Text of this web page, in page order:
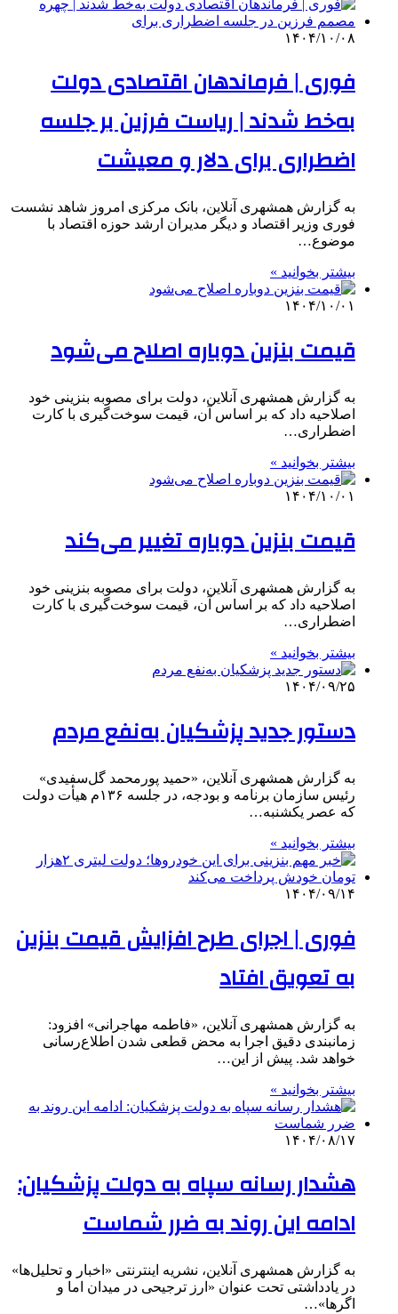
۱۴۰۴/۱۰/۰۸
فوری | فرماندهان اقتصادی دولت
به‌خط شدند | ریاست فرزین بر جلسه
اضطراری برای دلار و معیشت
به گزارش همشهری آنلاین، بانک مرکزی امروز شاهد نشست
فوری وزیر اقتصاد و دیگر مدیران ارشد حوزه اقتصاد با
موضوع…
بیشتر بخوانید »
۱۴۰۴/۱۰/۰۱
قیمت بنزین دوباره اصلاح می‌شود
به گزارش همشهری آنلاین، دولت برای مصوبه بنزینی خود
اصلاحیه داد که بر اساس آن، قیمت سوخت‌گیری با کارت
اضطراری…
بیشتر بخوانید »
۱۴۰۴/۱۰/۰۱
قیمت بنزین دوباره تغییر می‌کند
به گزارش همشهری آنلاین، دولت برای مصوبه بنزینی خود
اصلاحیه داد که بر اساس آن، قیمت سوخت‌گیری با کارت
اضطراری…
بیشتر بخوانید »
۱۴۰۴/۰۹/۲۵
دستور جدید پزشکیان به‌نفع مردم
به گزارش همشهری آنلاین، «حمید پورمحمد گل‌سفیدی»
رئیس سازمان برنامه و بودجه، در جلسه ۱۳۶م هیأت دولت
که عصر یکشنبه…
بیشتر بخوانید »
۱۴۰۴/۰۹/۱۴
فوری | اجرای طرح افزایش قیمت بنزین
به تعویق افتاد
به گزارش همشهری آنلاین، «فاطمه مهاجرانی» افزود:
زمانبندی دقیق اجرا به محض قطعی شدن اطلاع‌رسانی
خواهد شد. پیش از این…
بیشتر بخوانید »
۱۴۰۴/۰۸/۱۷
هشدار رسانه سپاه به دولت پزشکیان:
ادامه این روند به ضرر شماست
به گزارش همشهری آنلاین، نشریه اینترنتی «اخبار و تحلیل‌ها»
در یادداشتی تحت عنوان «ارز ترجیحی در میدان اما و
اگرها»…